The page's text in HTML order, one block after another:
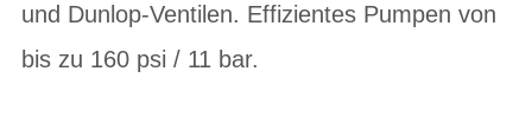
und Dunlop-Ventilen. Effizientes Pumpen von
bis zu 160 psi / 11 bar.